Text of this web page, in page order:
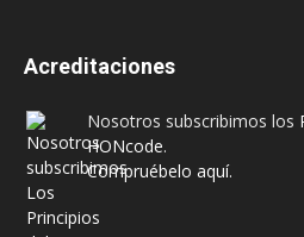
Acreditaciones
Nosotros subscribimos los
HONcode.
Compruébelo aquí.